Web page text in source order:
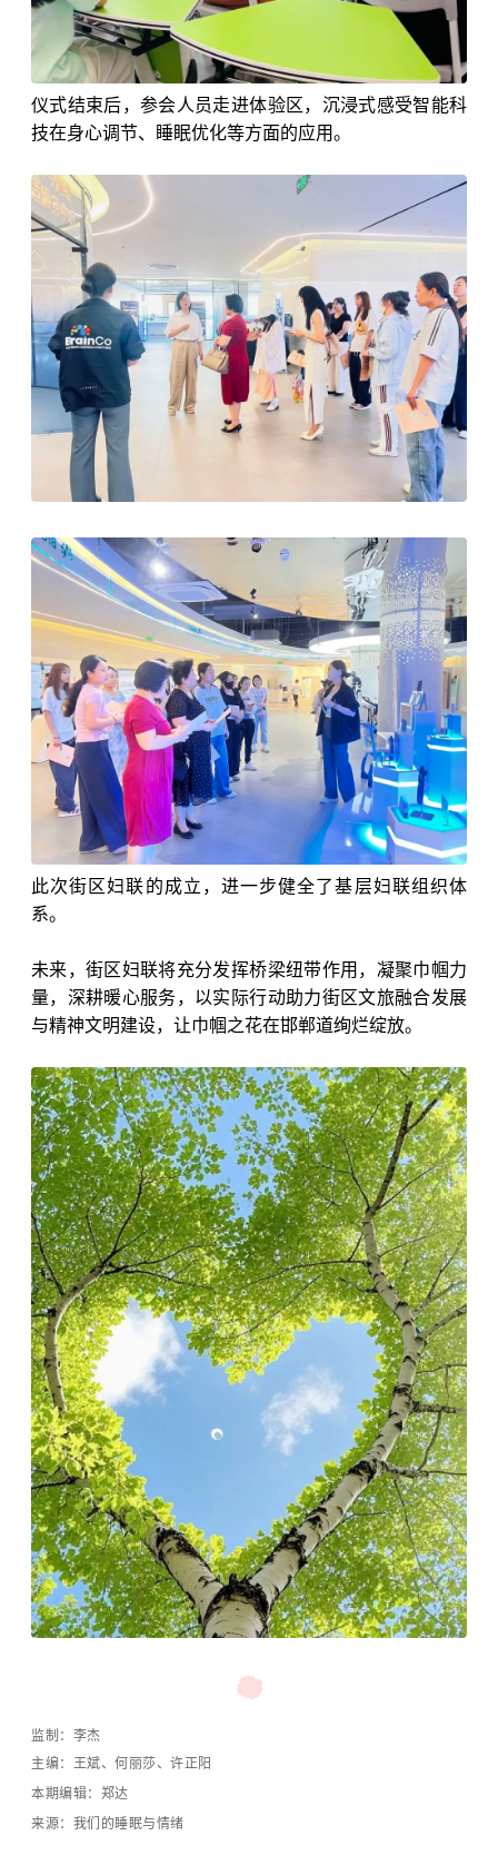
仪式结束后，参会人员走进体验区，沉浸式感受智能科
技在身心调节、睡眠优化等方面的应用。
此次街区妇联的成立，进一步健全了基层妇联组织体
系。
未来，街区妇联将充分发挥桥梁纽带作用，凝聚巾帼力
量，深耕暖心服务，以实际行动助力街区文旅融合发展
与精神文明建设，让巾帼之花在邯郸道绚烂绽放。
监制：李杰
主编： 王斌、何丽莎、许正阳
本期编辑： 郑达
来源：我们的睡眠与情绪